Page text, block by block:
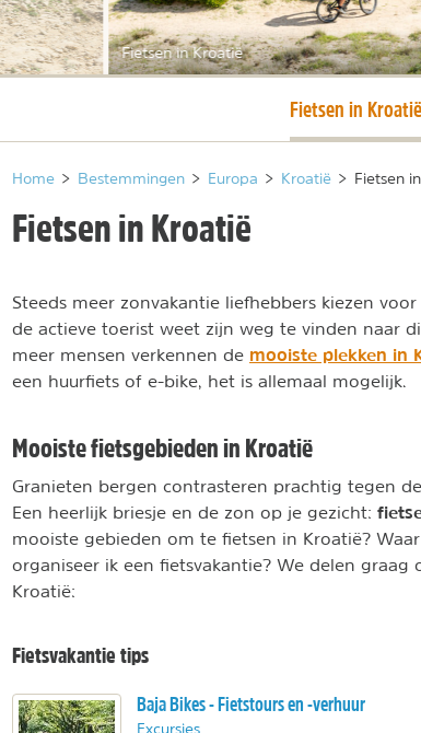
Fietsen in Kroatië
Huidige pagina
Fietsen in Kroatië
Home > Bestemmingen > Europa > Kroatië > Fietsen
Fietsen in Kroatië
Steeds meer zonvakantie liefhebbers kiezen
de actieve toerist weet zijn weg te vinden naar
meer mensen verkennen de mooiste plekken in
een huurfiets of e-bike, het is allemaal mogelijk.
Mooiste fietsgebieden in Kroatië
Granieten bergen contrasteren prachtig tegen
Een heerlijk briesje en de zon op je gezicht:
mooiste gebieden om te fietsen in Kroatië?
organiseer ik een fietsvakantie? We delen
Kroatië:
Fietsvakantie tips
Baja Bikes - Fietstours en -verhuur
Excursies